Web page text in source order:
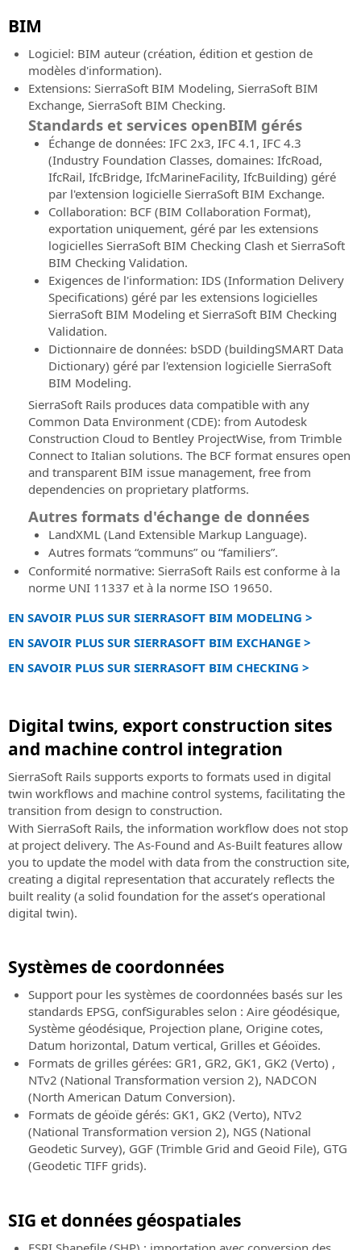
voies
ferrée
SierraSoft
Roads
Logiciel
BIM
conception
d'autoroutes
SierraSoft
Hydro
Logiciel
conception
hydraulique
SierraSoft
Land
Design
Studio
Logiciel
pour
calcul,
la
modélisation
et
l'analyse
Logiciel
BIM
pour
la
modélisation
3D
et
l'analyse
du
territoire
SierraSoft
Survey
BIM
pour
le
calcul
compensation
des
mesures
topographiques
différé
SierraSoft
Coaching
Service
mentorat
personnalisé
distance
SierraSoft
Consulting
Conseil
technique
service
l’utilisation
des
solutions
SierraSoft
BIM
Accelerator
Service
conseil
et
support
la
mise
œuvre
méthodologie
BIM
Certification
Expert
BIM
Certifiez
vos
compétences
professionnelles
SierraSoft
Education
formation
universitaire
par
des
connaissances
des
compétences
sur
produits
SierraSoft
BIM
Logiciel: BIM auteur (création, édition et gestion de
modèles d'information).
Extensions: SierraSoft BIM Modeling, SierraSoft BIM
Exchange, SierraSoft BIM Checking.
Standards et services openBIM gérés
Échange de données: IFC 2x3, IFC 4.1, IFC 4.3
(Industry Foundation Classes, domaines: IfcRoad,
IfcRail, IfcBridge, IfcMarineFacility, IfcBuilding) géré
par l'extension logicielle SierraSoft BIM Exchange.
Collaboration: BCF (BIM Collaboration Format),
exportation uniquement, géré par les extensions
logicielles SierraSoft BIM Checking Clash et SierraSoft
BIM Checking Validation.
Exigences de l'information: IDS (Information Delivery
Specifications) géré par les extensions logicielles
SierraSoft BIM Modeling et SierraSoft BIM Checking
Validation.
Dictionnaire de données: bSDD (buildingSMART Data
Dictionary) géré par l'extension logicielle SierraSoft
BIM Modeling.
SierraSoft Rails produces data compatible with any
Common Data Environment (CDE): from Autodesk
Construction Cloud to Bentley ProjectWise, from Trimble
Connect to Italian solutions. The BCF format ensures open
and transparent BIM issue management, free from
dependencies on proprietary platforms.
Autres formats d'échange de données
LandXML (Land Extensible Markup Language).
Autres formats “communs” ou “familiers”.
Conformité normative: SierraSoft Rails est conforme à la
norme UNI 11337 et à la norme ISO 19650.
EN SAVOIR PLUS SUR SIERRASOFT BIM MODELING >
EN SAVOIR PLUS SUR SIERRASOFT BIM EXCHANGE >
EN SAVOIR PLUS SUR SIERRASOFT BIM CHECKING >
Digital twins, export construction sites
and machine control integration
SierraSoft Rails supports exports to formats used in digital
twin workflows and machine control systems, facilitating the
transition from design to construction.
With SierraSoft Rails, the information workflow does not stop
at project delivery. The As-Found and As-Built features allow
you to update the model with data from the construction site,
creating a digital representation that accurately reflects the
built reality (a solid foundation for the asset’s operational
digital twin).
Systèmes de coordonnées
Support pour les systèmes de coordonnées basés sur les
standards EPSG, confSigurables selon : Aire géodésique,
Système géodésique, Projection plane, Origine cotes,
Datum horizontal, Datum vertical, Grilles et Géoïdes.
Formats de grilles gérées: GR1, GR2, GK1, GK2 (Verto) ,
NTv2 (National Transformation version 2), NADCON
(North American Datum Conversion).
Formats de géoïde gérés: GK1, GK2 (Verto), NTv2
(National Transformation version 2), NGS (National
Geodetic Survey), GGF (Trimble Grid and Geoid File), GTG
(Geodetic TIFF grids).
SIG et données géospatiales